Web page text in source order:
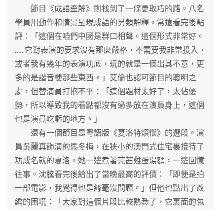
節目《成語歪解》則找到了一條更取巧的路。八名
學員用動作和情景呈現成語的另類解釋。常遠看完後點
評：「這個在咱們中國是群口相聲。這個形式非常好。
……它對表演的要求沒有那麼嚴格，不需要我非常投入，
或者我有幾年的表演功底，玩的就是一個出其不意，更
多的是諧音梗那些東西。」艾倫也認可節目的聰明之
處，但替演員打抱不平：「這個題材太好了，太佔優
勢，所以導致我的看點都沒有過多放在演員身上，這個
也是演員吃虧的地方。」
還有一個節目是粵語版《夏洛特煩惱》的選段。演
員吳麗真飾演的馬冬梅，在狹小的澳門式住宅裏接待了
功成名就的夏洛。她一邊煮著芫茜雞蛋湯麵，一邊回憶
往事。沈騰看完後給出了當晚最高的評價：「即便是拍
一部電影，我覺得也是絲毫沒問題。」但他也點出了改
編的困境：「大家對這個片段比較熟悉了，它裏面的包